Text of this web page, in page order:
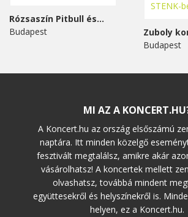
Rózsaszín Pitbull és...
Budapest
Budapest
MI AZ A
A Koncert.hu az ország elsőszámú
naptára. Itt minden közelgő
fesztivált megtalálsz, amikre akár
vásárolhatsz! A koncertek mellett
olvashatsz, továbbá mindent
együttesekről és helyszínekről is.
helyen, ez a Koncert.hu.